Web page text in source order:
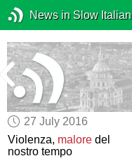
News in Slow Italian
27 July 2016
Violenza, malore del
nostro tempo